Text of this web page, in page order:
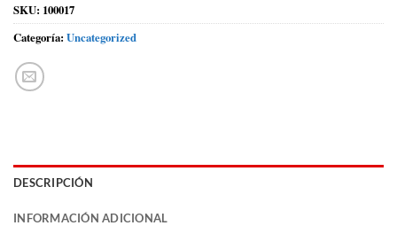
SKU: 100017
Categoría: Uncategorized
DESCRIPCIÓN
INFORMACIÓN ADICIONAL